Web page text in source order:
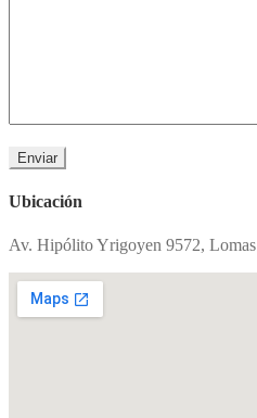
Ubicación
Av. Hipólito Yrigoyen 9572, Lomas